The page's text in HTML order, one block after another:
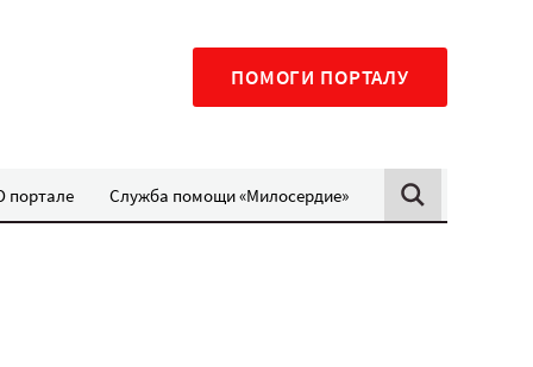
ПОМОГИ ПОРТАЛУ
портале Служба помощи «Милосердие»